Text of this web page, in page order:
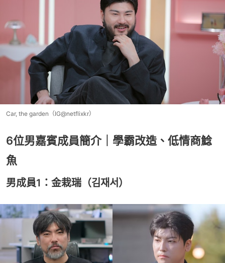
Car, the garden（IG@netflixkr）
6位男嘉賓成員簡介｜學霸改造、低情商鯰
魚
男成員1：金栽瑞（김재서）